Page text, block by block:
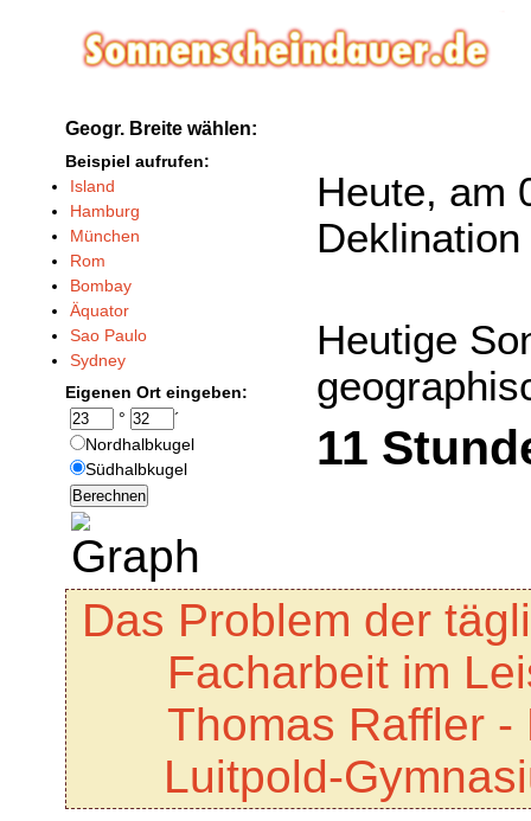
Geogr. Breite wählen:
Beispiel aufrufen:
Island
Hamburg
München
Rom
Bombay
Äquator
Sao Paulo
Sydney
Eigenen Ort eingeben:
°
´
Nordhalbkugel
Südhalbkugel
Heute, am
Deklination
Heutige
11
Das Problem der
Facharbeit im
Thomas Raffler
Luitpold-